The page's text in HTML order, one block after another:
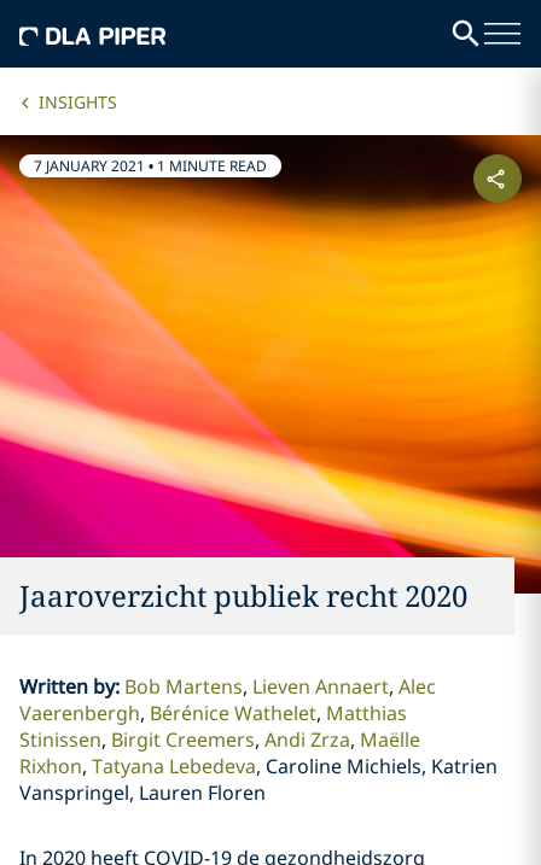
INSIGHTS
7 JANUARY 2021 • 1 MINUTE READ
Jaaroverzicht publiek recht 2020
Written by: Bob Martens Lieven Annaert Alec
Vaerenbergh Bérénice Wathelet Matthias
Stinissen Birgit Creemers Andi Zrza Maëlle
Rixhon Tatyana Lebedeva Caroline Michiels, Katrien
Vanspringel, Lauren Floren
In 2020 heeft COVID-19 de gezondheidszorg